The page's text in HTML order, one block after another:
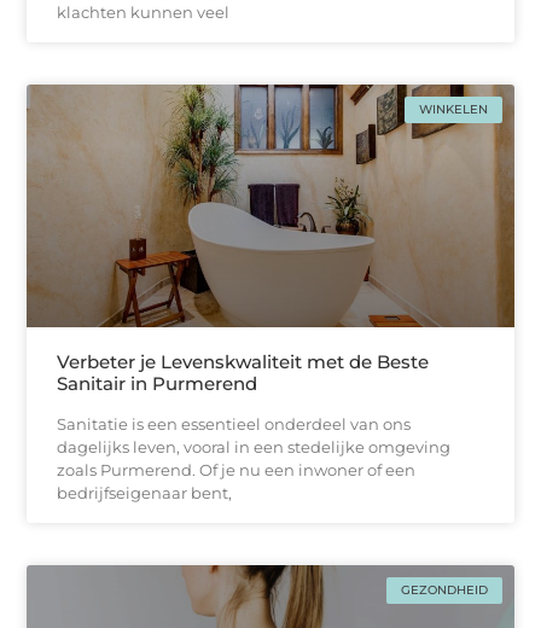
klachten kunnen veel
WINKELEN
Verbeter je Levenskwaliteit met de Beste
Sanitair in Purmerend
Sanitatie is een essentieel onderdeel van ons
dagelijks leven, vooral in een stedelijke omgeving
zoals Purmerend. Of je nu een inwoner of een
bedrijfseigenaar bent,
GEZONDHEID